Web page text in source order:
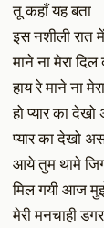
तू कहाँ यह बता
इस नशीली रात में
माने ना मेरा दिल
हाय रे माने ना
हो प्यार का
प्यार का देखो
आये तुम थामे
मिल गयी आज
मेरी मनचाही डगर